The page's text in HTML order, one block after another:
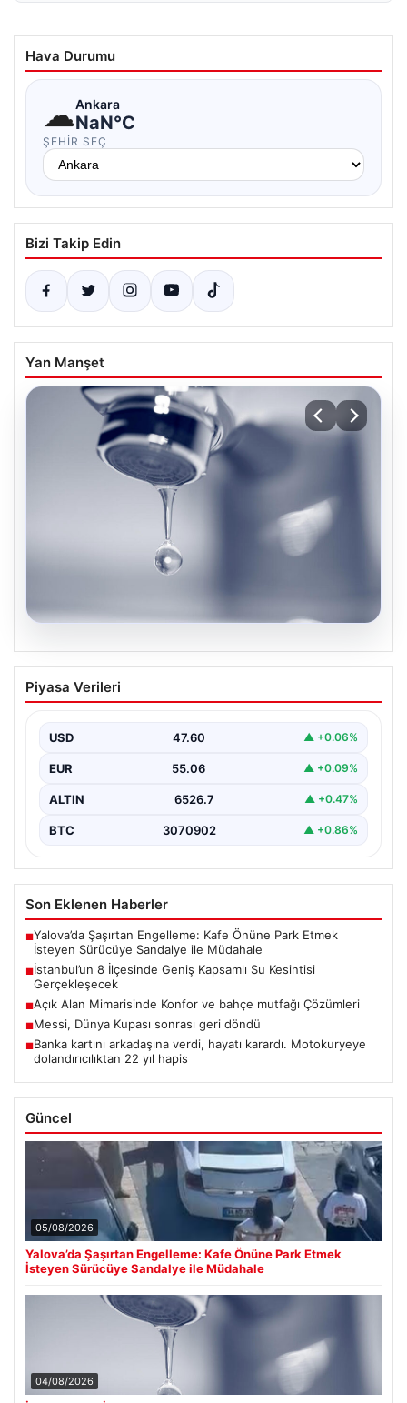
Hava Durumu
☁Ankara
NaN°C
ŞEHIR SEÇ
Bizi Takip Edin
Yan Manşet
İstanbul’un 8 İlçesinde Geniş Kapsamlı
Su Kesintisi Gerçekleşecek
önemli altyapı yenileme çalışmaları kapsamında şehrin…
Piyasa Verileri
USD 47.60 ▲ +0.06%
EUR 55.06 ▲ +0.09%
ALTIN 6526.7 ▲ +0.47%
BTC 3070902 ▲ +0.86%
Son Eklenen Haberler
■Yalova’da Şaşırtan Engelleme: Kafe Önüne Park Etmek
İsteyen Sürücüye Sandalye ile Müdahale
■İstanbul’un 8 İlçesinde Geniş Kapsamlı Su Kesintisi
Gerçekleşecek
■Açık Alan Mimarisinde Konfor ve bahçe mutfağı Çözümleri
■Messi, Dünya Kupası sonrası geri döndü
■Banka kartını arkadaşına verdi, hayatı karardı. Motokuryeye
dolandırıcılıktan 22 yıl hapis
Güncel
05/08/2026
Yalova’da Şaşırtan Engelleme: Kafe Önüne Park Etmek
İsteyen Sürücüye Sandalye ile Müdahale
04/08/2026